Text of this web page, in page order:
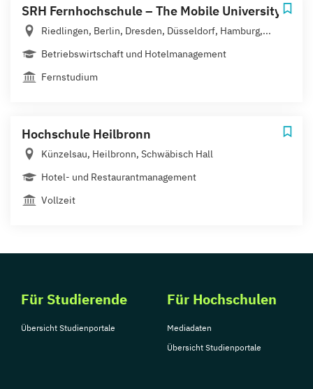
SRH Fernhochschule – The Mobile University
Riedlingen, Berlin, Dresden, Düsseldorf, Hamburg,...
Betriebswirtschaft und Hotelmanagement
Fernstudium
Hochschule Heilbronn
Künzelsau, Heilbronn, Schwäbisch Hall
Hotel- und Restaurantmanagement
Vollzeit
Für Studierende
Übersicht Studienportale
Für Hochschulen
Mediadaten
Übersicht Studienportale